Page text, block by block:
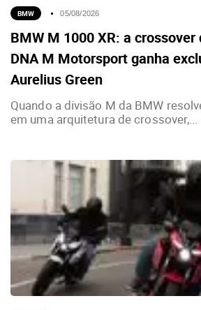
BMW 05/08/2026
BMW M 1000 XR: a crossover
DNA M Motorsport ganha
Aurelius Green
Quando a divisão M da BMW
em uma arquitetura de crossover,...